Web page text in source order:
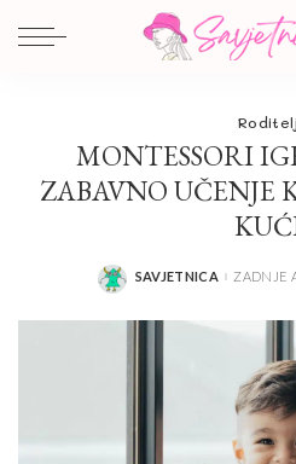
MONTESSORI
ZABAVNO UČENJE
POSTED
SAVJETNICA ZADNJE